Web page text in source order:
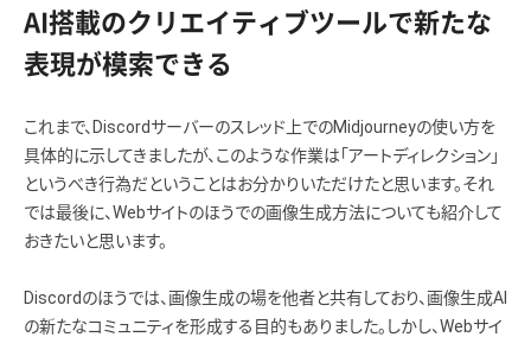
AI搭載のクリエイティブツールで新たな
表現が模索できる
これまで、Discordサーバーのスレッド上でのMidjourneyの使い方を
具体的に示してきましたが、このような作業は「アートディレクション」
というべき行為だということはお分かりいただけたと思います。それ
では最後に、Webサイトのほうでの画像生成方法についても紹介して
おきたいと思います。
Discordのほうでは、画像生成の場を他者と共有しており、画像生成AI
の新たなコミュニティを形成する目的もありました。しかし、Webサイ